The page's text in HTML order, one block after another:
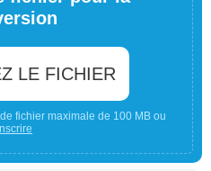
LE FICHIER
fichier maximale de 100 MB ou